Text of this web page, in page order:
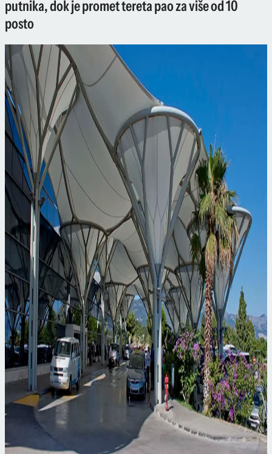
putnika, dok je promet tereta pao za više od 10
posto